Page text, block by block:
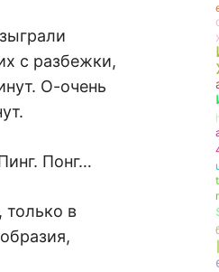
с разбежки,
О-очень
Понг…
в